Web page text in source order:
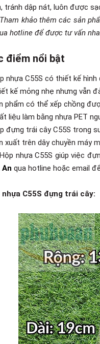
tránh dập nát, luôn được
khảo thêm các sản
hotline để được tư vấn
điểm nổi bật
nhựa C55S có thiết kế
kế mỏng nhẹ nhưng vẫn
phẩm có thể xếp chồng
liệu làm bằng nhựa PET
đựng trái cây C55S trong
xuất trên dây chuyền máy
nhựa C55S giúp việc
An qua hotline hoặc email
nhựa C55S đựng trái cây: